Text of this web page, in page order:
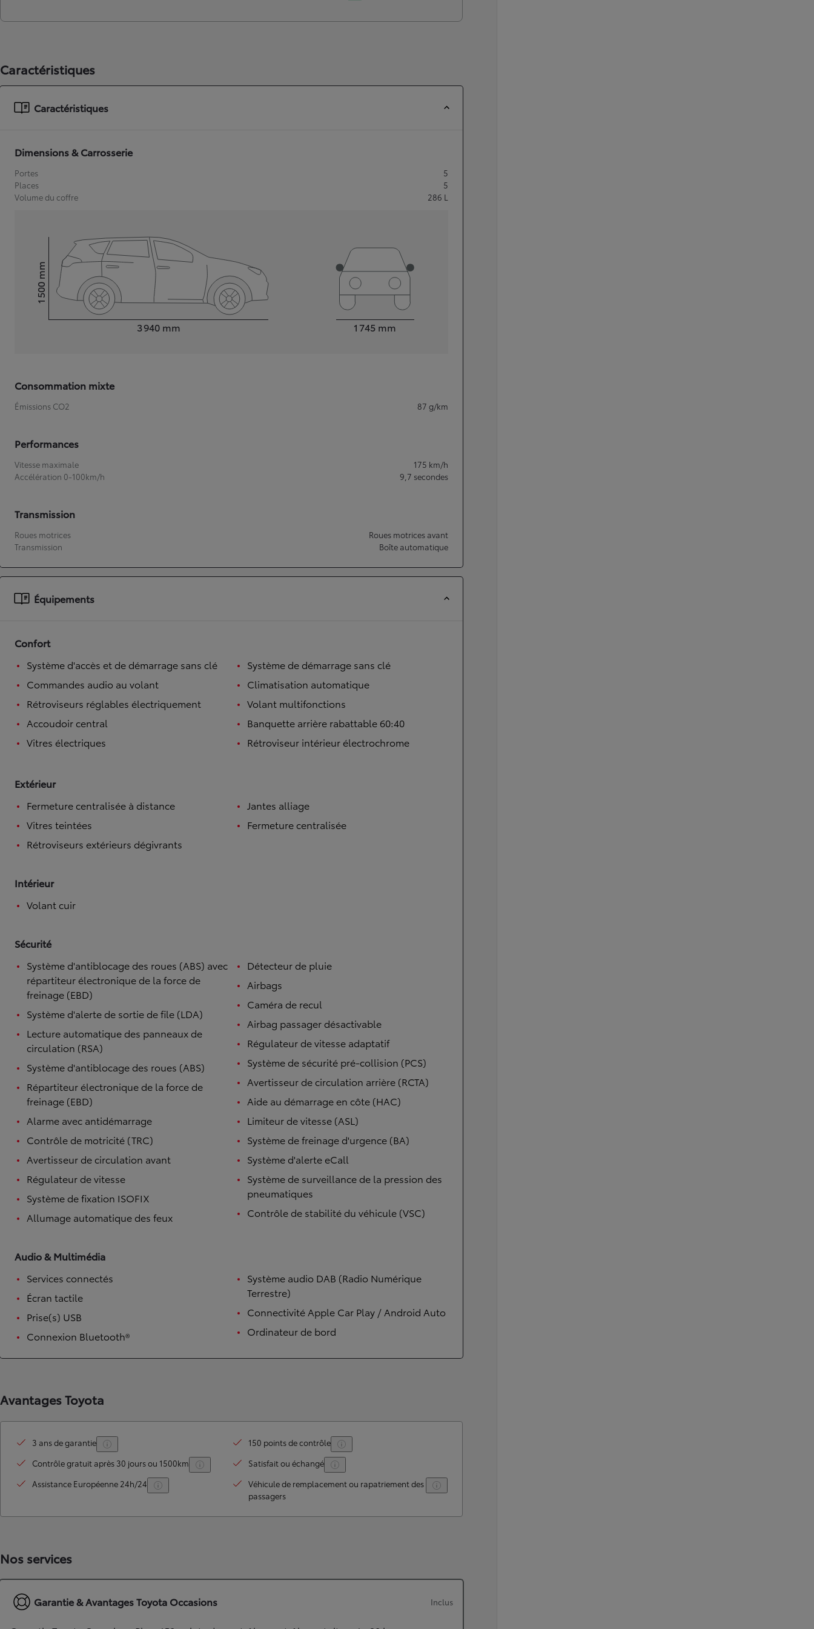
Nouvelle Yaris Cross
Disponible prochainement
Caractéristiques
Caractéristiques
Dimensions & Carrosserie
Portes
5
Places
5
Volume du coffre
286 L
3 940 mm
Hauteur1 500
mm
1 745 mm
Consommation mixte
Émissions CO2 87 g/km
Performances
Vitesse maximale 175 km/h
Accélération 0-100km/h
9,7 secondes
Transmission
Roues motrices
Roues motrices avant
Transmission
Boîte automatique
Équipements
Confort
Système d'accès et de démarrage sans clé
Commandes audio au volant
Rétroviseurs réglables électriquement
Accoudoir central
Vitres électriques
Système de démarrage sans clé
Climatisation automatique
Volant multifonctions
Banquette arrière rabattable 60:40
Rétroviseur intérieur électrochrome
Extérieur
Fermeture centralisée à distance
Vitres teintées
Rétroviseurs extérieurs dégivrants
Jantes alliage
Fermeture centralisée
Intérieur
Volant cuir
Sécurité
Système d'antiblocage des roues (ABS) avec
répartiteur électronique de la force de
freinage (EBD)
Système d'alerte de sortie de file (LDA)
Lecture automatique des panneaux de
circulation (RSA)
Système d'antiblocage des roues (ABS)
Répartiteur électronique de la force de
freinage (EBD)
Alarme avec antidémarrage
Contrôle de motricité (TRC)
Avertisseur de circulation avant
Régulateur de vitesse
Système de fixation ISOFIX
Allumage automatique des feux
Détecteur de pluie
Airbags
Caméra de recul
Airbag passager désactivable
Régulateur de vitesse adaptatif
Système de sécurité pré-collision (PCS)
Avertisseur de circulation arrière (RCTA)
Aide au démarrage en côte (HAC)
Limiteur de vitesse (ASL)
Système de freinage d'urgence (BA)
Système d'alerte eCall
Système de surveillance de la pression des
pneumatiques
Contrôle de stabilité du véhicule (VSC)
Audio & Multimédia
Services connectés
Écran tactile
Prise(s) USB
Connexion Bluetooth®
Système audio DAB (Radio Numérique
Terrestre)
Connectivité Apple Car Play / Android Auto
Ordinateur de bord
Avantages Toyota
3 ans de garantie
150 points de contrôle
Contrôle gratuit après 30 jours ou 1500km
Satisfait ou échangé
Assistance Européenne 24h/24
Véhicule de remplacement ou rapatriement des
passagers
Nos services
Garantie & Avantages Toyota Occasions Inclus